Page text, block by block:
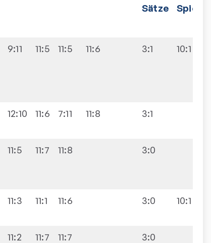
Sätze Spiele
9:11 11:5 11:5 11:6 3:1 10:1
12:10 11:6 7:11 11:8 3:1
11:5 11:7 11:8 3:0
11:3 11:1 11:6 3:0 10:1
11:2 11:7 11:7 3:0